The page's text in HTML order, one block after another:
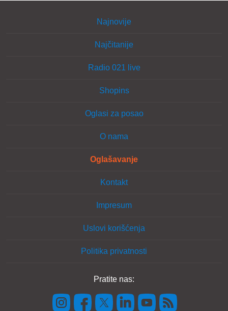
Najnovije
Najčitanije
Radio 021 live
Shopins
Oglasi za posao
O nama
Oglašavanje
Kontakt
Impresum
Uslovi korišćenja
Politika privatnosti
Pratite nas: